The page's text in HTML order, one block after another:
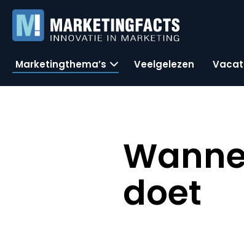
Marketingthema’s Veelgelezen
doet